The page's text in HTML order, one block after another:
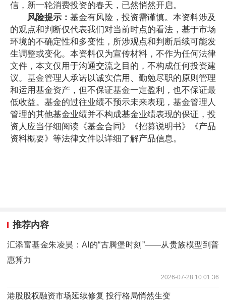
信，新一轮消费投资的春天，已然悄然开启。
风险提示： 基金有风险，投资需谨慎。本资料涉及
的观点和判断仅代表我们对当前时点的看法，基于市场
环境的不确定性和多变性，所涉观点和判断后续可能发
生调整或变化。本资料仅为宣传材料，不作为任何法律
文件，本文仅用于沟通交流之目的，不构成任何投资建
议。基金管理人承诺以诚实信用、勤勉尽职的原则管理
和运用基金资产，但不保证基金一定盈利，也不保证最
低收益。基金的过往业绩不预示未来表现，基金管理人
管理的其他基金业绩并不构成基金业绩表现的保证，投
资人应当仔细阅读《基金合同》《招募说明书》《产品
资料概要》等法律文件以详细了解产品信息。
推荐内容
汇添富基金朱凌昊：AI的“古腾堡时刻”——从贵族模型到普
惠算力
2026-07-28 10:01:36
港股股权融资市场延续修复 投行格局悄然生变